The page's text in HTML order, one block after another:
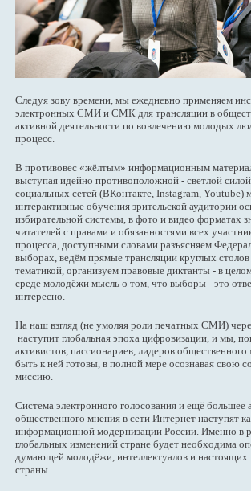
Следуя зову времени, мы ежедневно применяем
электронных СМИ и СМК для трансляции в
активной деятельности по вовлечению молодых
процесс.
В противовес «жёлтым» информационным
выступая идейно противоположной - светлой
социальных сетей (ВКонтакте, Instagram, Youtube)
интерактивные обучения зрительской аудитории
избирательной системы, в фото и видео форматах
читателей с правами и обязанностями всех
процесса, доступными словами разъясняем
выборах, ведём прямые трансляции круглых столов
тематикой, организуем правовые диктанты - в
среде молодёжи мысль о том, что выборы - это
интересно.
На наш взгляд (не умоляя роли печатных СМИ)
наступит глобальная эпоха цифровизации, и мы,
активистов, пассионариев, лидеров
быть к ней готовы, в полной мере осознавая свою
миссию.
Система электронного голосования и ещё большее
общественного мнения в сети Интернет наступят
информационной модернизации России. Именно в
глобальных изменений стране будет необходима
думающей молодёжи, интеллектуалов и настоящих
страны.